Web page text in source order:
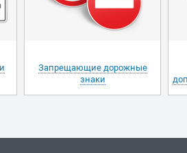
Запрещающие дорожные
знаки